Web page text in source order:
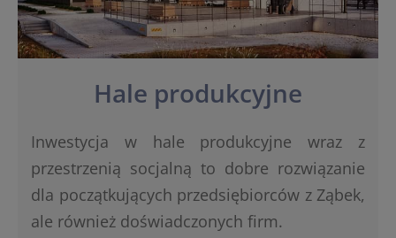
Hale produkcyjne
Inwestycja w hale produkcyjne wraz z
przestrzenią socjalną to dobre rozwiązanie
dla początkujących przedsiębiorców z Ząbek,
ale również doświadczonych firm.